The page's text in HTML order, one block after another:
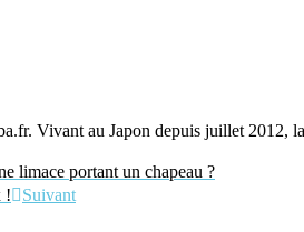
Vivant au Japon depuis juillet 2012,
limace portant un chapeau ?
! Suivant